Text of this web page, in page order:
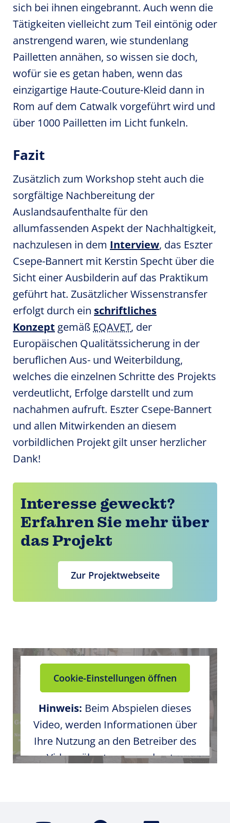
sich bei ihnen eingebrannt. Auch wenn die
Tätigkeiten vielleicht zum Teil eintönig oder
anstrengend waren, wie stundenlang
Pailletten annähen, so wissen sie doch,
wofür sie es getan haben, wenn das
einzigartige Haute-Couture-Kleid dann in
Rom auf dem Catwalk vorgeführt wird und
über 1000 Pailletten im Licht funkeln.
Fazit
Zusätzlich zum Workshop steht auch die
sorgfältige Nachbereitung der
Auslandsaufenthalte für den
allumfassenden Aspekt der Nachhaltigkeit,
nachzulesen in dem Interview, das Eszter
Csepe-Bannert mit Kerstin Specht über die
Sicht einer Ausbilderin auf das Praktikum
geführt hat. Zusätzlicher Wissenstransfer
erfolgt durch ein schriftliches
Konzept gemäß EQAVET, der
Europäischen Qualitätssicherung in der
beruflichen Aus- und Weiterbildung,
welches die einzelnen Schritte des Projekts
verdeutlicht, Erfolge darstellt und zum
nachahmen aufruft. Eszter Csepe-Bannert
und allen Mitwirkenden an diesem
vorbildlichen Projekt gilt unser herzlicher
Dank!
Interesse geweckt?
Erfahren Sie mehr über
das Projekt
Zur Projektwebseite
Cookie-Einstellungen öffnen
Hinweis: Beim Abspielen dieses
Video, werden Informationen über
Ihre Nutzung an den Betreiber des
Videos übertragen und unter